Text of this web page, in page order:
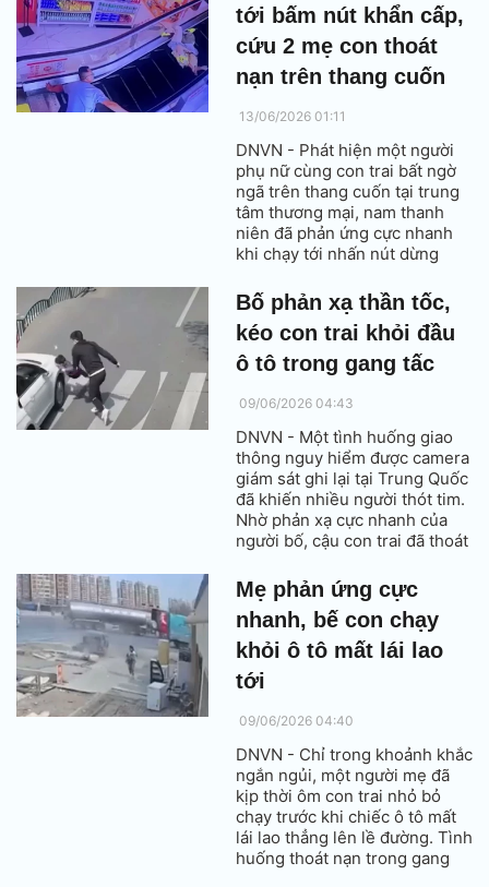
nhưng có thể cướp đi sinh
mạng của cả cậu bé và vật
nuôi.
tới bấm nút khẩn cấp,
cứu 2 mẹ con thoát
nạn trên thang cuốn
13/06/2026 01:11
DNVN - Phát hiện một người
phụ nữ cùng con trai bất ngờ
ngã trên thang cuốn tại trung
tâm thương mại, nam thanh
niên đã phản ứng cực nhanh
khi chạy tới nhấn nút dừng
xảy ra tai nạn nghiêm trọng.
Bố phản xạ thần tốc,
kéo con trai khỏi đầu
ô tô trong gang tấc
09/06/2026 04:43
DNVN - Một tình huống giao
thông nguy hiểm được camera
giám sát ghi lại tại Trung Quốc
đã khiến nhiều người thót tim.
Nhờ phản xạ cực nhanh của
người bố, cậu con trai đã thoát
chỉ trong gang tấc.
Mẹ phản ứng cực
nhanh, bế con chạy
khỏi ô tô mất lái lao
tới
09/06/2026 04:40
DNVN - Chỉ trong khoảnh khắc
ngắn ngủi, một người mẹ đã
kịp thời ôm con trai nhỏ bỏ
chạy trước khi chiếc ô tô mất
lái lao thẳng lên lề đường. Tình
huống thoát nạn trong gang